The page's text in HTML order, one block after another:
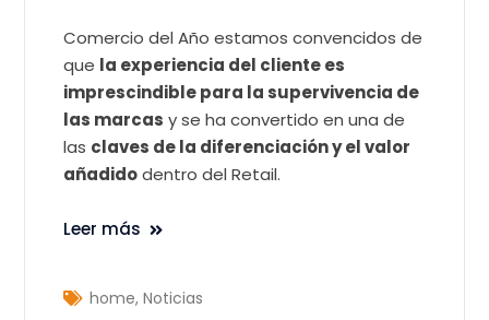
Comercio del Año estamos convencidos de
que la experiencia del cliente es
imprescindible para la supervivencia de
las marcas y se ha convertido en una de
las claves de la diferenciación y el valor
añadidodentro del Retail.
Leer más
home,Noticias